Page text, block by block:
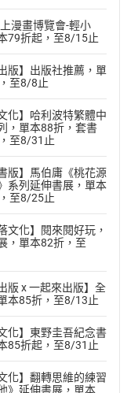
漫畫博覽會-輕小
79折起，至8/15止
版】出版社推薦，單
至8/8止
化】哈利波特繁體中
，單本88折，套書
至8/31止
版】馬伯庸《桃花源
系列延伸書展，單本
至8/25止
文化】閱來閱好玩，
，單本82折，至
版 x 一起來出版】全
本85折，至8/13止
化】東野圭吾紀念書
85折起，至8/31止
化】翻轉思維的練習
》延伸書展，單本